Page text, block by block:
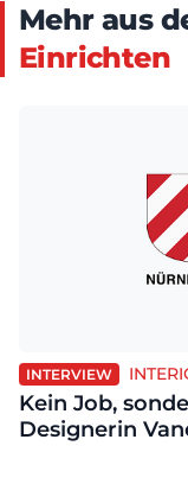
Mehr aus
Einrichten
INTERVIEW
Kein Job,
Designerin